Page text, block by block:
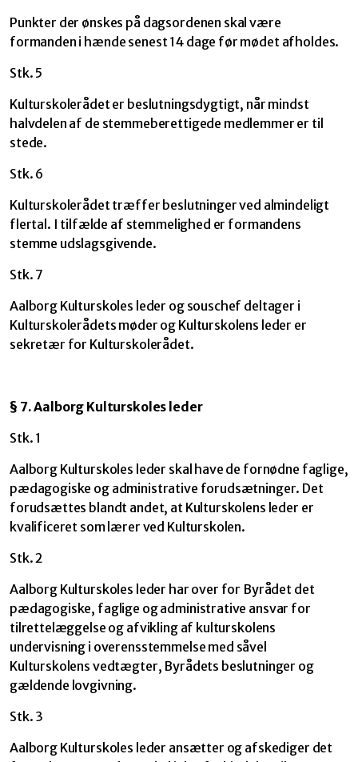
Punkter der ønskes på dagsordenen skal være
formanden i hænde senest 14 dage før mødet afholdes.
Stk. 5
Kulturskolerådet er beslutningsdygtigt, når mindst
halvdelen af de stemmeberettigede medlemmer er til
stede.
Stk. 6
Kulturskolerådet træffer beslutninger ved almindeligt
flertal. I tilfælde af stemmelighed er formandens
stemme udslagsgivende.
Stk. 7
Aalborg Kulturskoles leder og souschef deltager i
Kulturskolerådets møder og Kulturskolens leder er
sekretær for Kulturskolerådet.
§ 7. Aalborg Kulturskoles leder
Stk. 1
Aalborg Kulturskoles leder skal have de fornødne faglige,
pædagogiske og administrative forudsætninger. Det
forudsættes blandt andet, at Kulturskolens leder er
kvalificeret som lærer ved Kulturskolen.
Stk. 2
Aalborg Kulturskoles leder har over for Byrådet det
pædagogiske, faglige og administrative ansvar for
tilrettelæggelse og afvikling af kulturskolens
undervisning i overensstemmelse med såvel
Kulturskolens vedtægter, Byrådets beslutninger og
gældende lovgivning.
Stk. 3
Aalborg Kulturskoles leder ansætter og afskediger det